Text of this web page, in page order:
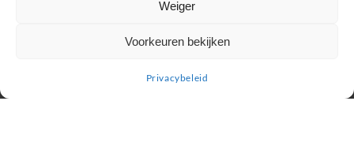
Weiger
Voorkeuren bekijken
Privacybeleid